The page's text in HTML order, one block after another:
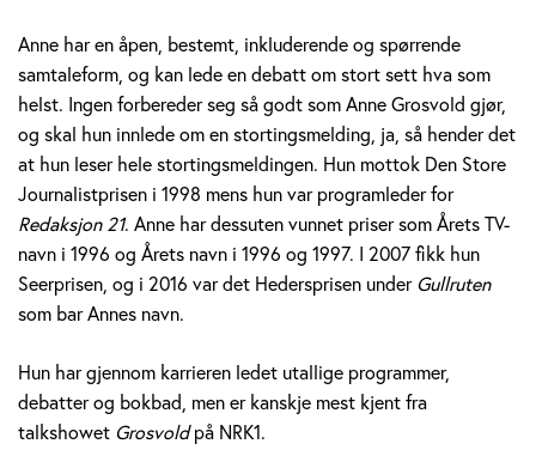
s
v
o
l
d
Anne har en åpen, bestemt, inkluderende og spørrende
samtaleform, og kan lede en debatt om stort sett hva som
helst. Ingen forbereder seg så godt som Anne Grosvold gjør,
og skal hun innlede om en stortingsmelding, ja, så hender det
at hun leser hele stortingsmeldingen. Hun mottok Den Store
Journalistprisen i 1998 mens hun var programleder for
Redaksjon 21. Anne har dessuten vunnet priser som Årets TV-
navn i 1996 og Årets navn i 1996 og 1997. I 2007 fikk hun
Seerprisen, og i 2016 var det Hedersprisen under Gullruten
som bar Annes navn.
Hun har gjennom karrieren ledet utallige programmer,
debatter og bokbad, men er kanskje mest kjent fra
talkshowet Grosvoldpå NRK1.